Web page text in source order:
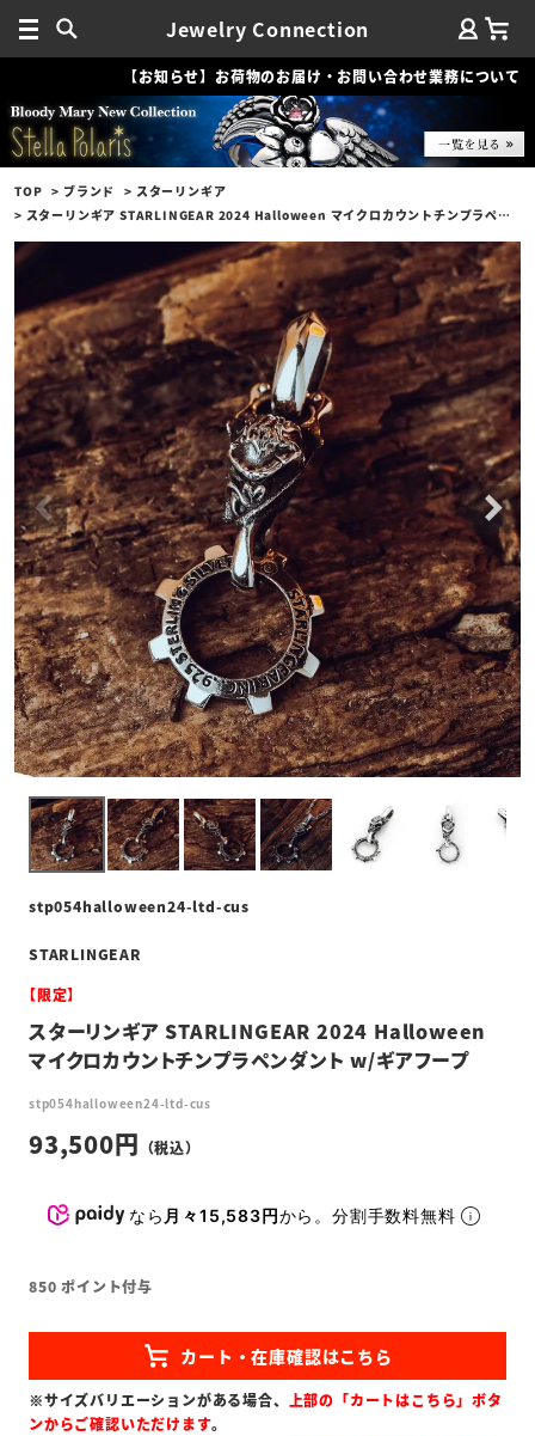
Jewelry Connection
【お知らせ】お荷物のお届け・お問い合わせ業務について
TOP ブランド
スターリンギア
スターリンギア STARLINGEAR 2024 Halloween マイクロカウントチンプラペンダント w/ギアフープ
stp054halloween24-ltd-cus
STARLINGEAR
【限定】
スターリンギア STARLINGEAR 2024 Halloween
マイクロカウントチンプラペンダント w/ギアフープ
stp054halloween24-ltd-cus
93,500
なら 月々15,583円から。分割手数料無料
850 ポイント付与
※サイズバリエーションがある場合、 上部の「カートはこちら」ボタ
ンからご確認いただけます。